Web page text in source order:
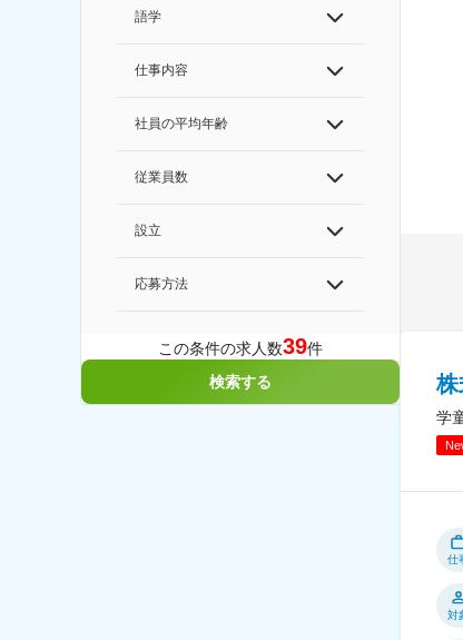
語学
仕事内容
社員の平均年齢
従業員数
設立
応募方法
この条件の求人数39件
検索する
学
仕
対